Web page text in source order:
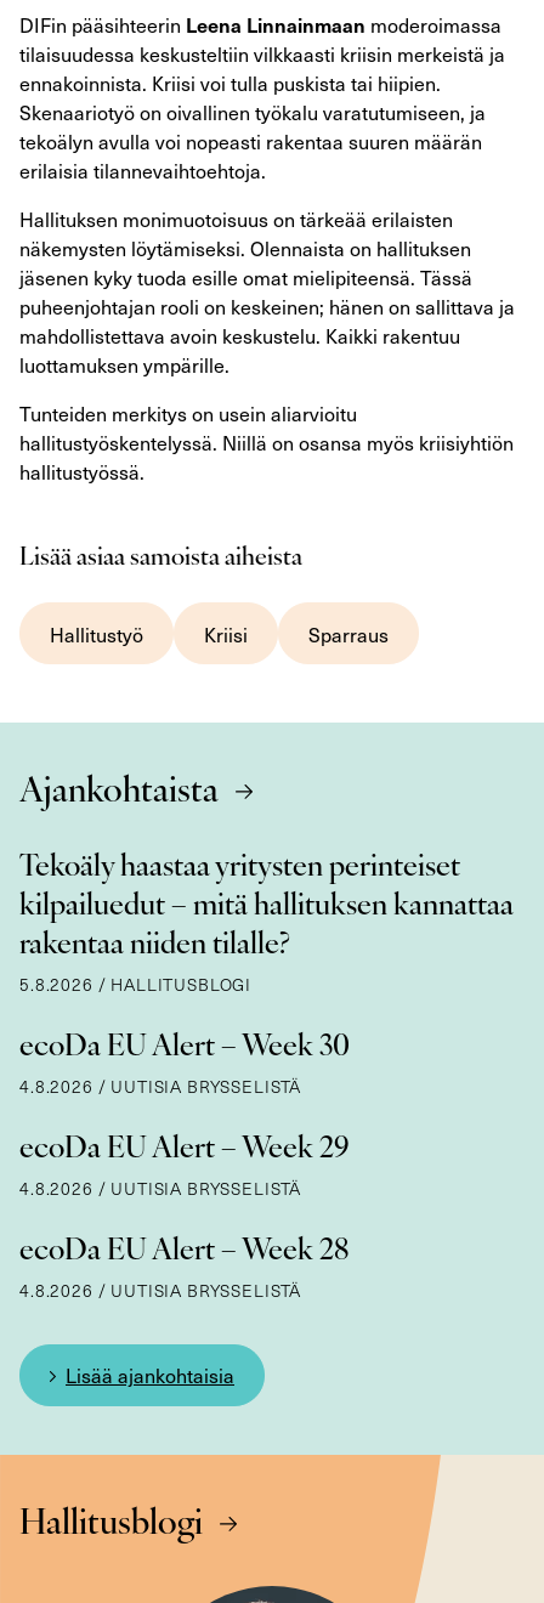
DIFin pääsihteerin Leena Linnainmaan moderoimassa
tilaisuudessa keskusteltiin vilkkaasti kriisin merkeistä ja
ennakoinnista. Kriisi voi tulla puskista tai hiipien.
Skenaariotyö on oivallinen työkalu varatutumiseen, ja
tekoälyn avulla voi nopeasti rakentaa suuren määrän
erilaisia tilannevaihtoehtoja.
Hallituksen monimuotoisuus on tärkeää erilaisten
näkemysten löytämiseksi. Olennaista on hallituksen
jäsenen kyky tuoda esille omat mielipiteensä. Tässä
puheenjohtajan rooli on keskeinen; hänen on sallittava ja
mahdollistettava avoin keskustelu. Kaikki rakentuu
luottamuksen ympärille.
Tunteiden merkitys on usein aliarvioitu
hallitustyöskentelyssä. Niillä on osansa myös kriisiyhtiön
hallitustyössä.
Lisää asiaa samoista aiheista
Hallitustyö Kriisi Sparraus
Ajankohtaista
Tekoäly haastaa yritysten perinteiset
kilpailuedut – mitä hallituksen kannattaa
rakentaa niiden tilalle?
5.8.2026 / HALLITUSBLOGI
ecoDa EU Alert – Week 30
4.8.2026 / UUTISIA BRYSSELISTÄ
ecoDa EU Alert – Week 29
4.8.2026 / UUTISIA BRYSSELISTÄ
ecoDa EU Alert – Week 28
4.8.2026 / UUTISIA BRYSSELISTÄ
Lisää ajankohtaisia
Hallitusblogi